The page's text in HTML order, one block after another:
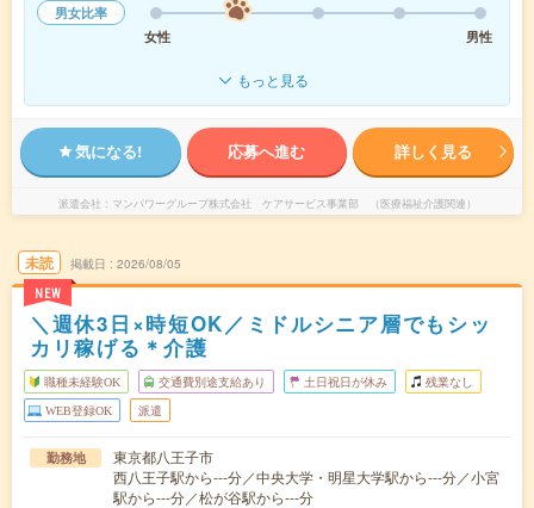
男女比率
女性
男性
もっと見る
気になる! 応募へ進む 詳しく見る
派遣会社 マンパワーグループ株式会社 ケアサービス事業部 （医療福祉介護関連）
未読
NEW
掲載日 2026/08/05
＼週休3日×時短OK／ミドルシニア層でもシッ
カリ稼げる＊介護
職種未経験OK 交通費別途支給あり 土日祝日が休み 残業なし
WEB登録OK 派遣
勤務地
東京都八王子市
西八王子駅から---分／中央大学・明星大学駅から---分／小宮
駅から---分／松が谷駅から---分